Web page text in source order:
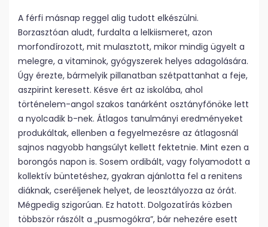
A férfi másnap reggel alig tudott elkészülni.
Borzasztóan aludt, furdalta a lelkiismeret, azon
morfondírozott, mit mulasztott, mikor mindig ügyelt a
melegre, a vitaminok, gyógyszerek helyes adagolására.
Úgy érezte, bármelyik pillanatban szétpattanhat a feje,
aszpirint keresett. Késve ért az iskolába, ahol
történelem-angol szakos tanárként osztányfőnöke lett
a nyolcadik b-nek. Átlagos tanulmányi eredményeket
produkáltak, ellenben a fegyelmezésre az átlagosnál
sajnos nagyobb hangsúlyt kellett fektetnie. Mint ezen a
borongós napon is. Sosem ordibált, vagy folyamodott a
kollektív büntetéshez, gyakran ajánlotta fel a renitens
diáknak, cseréljenek helyet, de leosztályozza az órát.
Mégpedig szigorúan. Ez hatott. Dolgozatírás közben
többször rászólt a „pusmogókra”, bár nehezére esett